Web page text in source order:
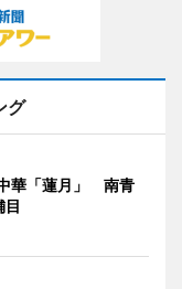
グ
華「蓮月」 南青
目